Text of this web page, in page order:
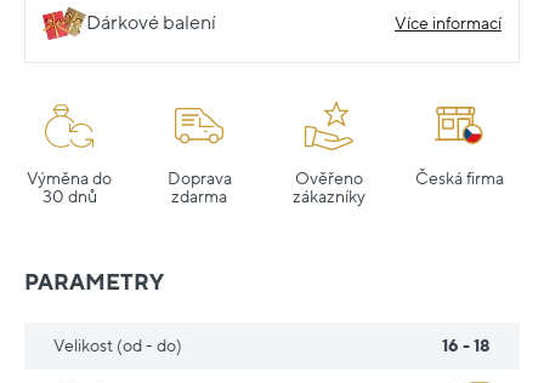
Dárkové balení Více informací
Výměna do
30 dnů
Doprava
zdarma
Ověřeno
zákazníky
Česká firma
PARAMETRY
Velikost (od - do) 16 - 18